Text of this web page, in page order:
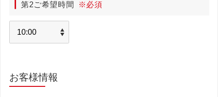
第2ご希望時間 ※必須
お客様情報